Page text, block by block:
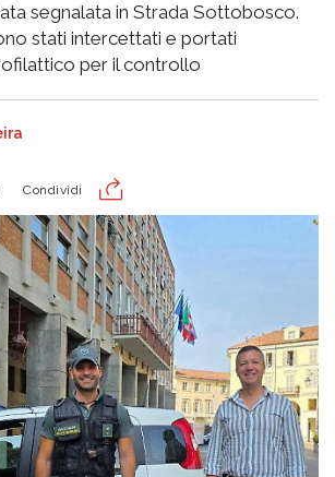
segnalata in Strada Sottobosco.
stati intercettati e portati
per il controllo
Condividi